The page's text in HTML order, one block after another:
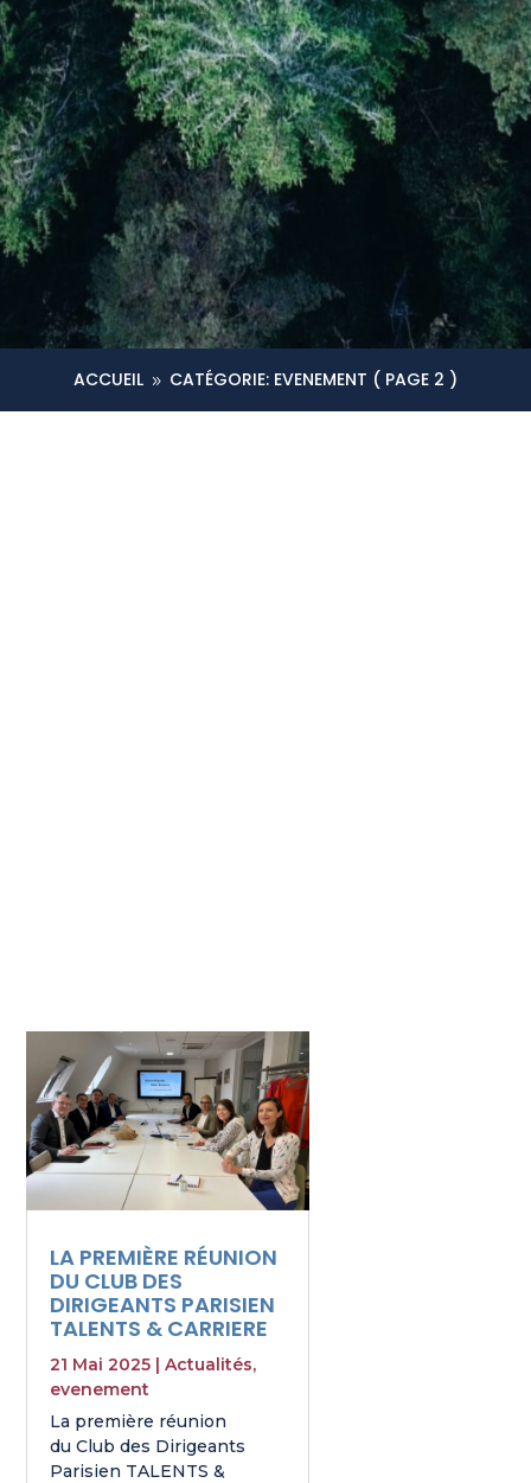
ACCUEIL 9 CATÉGORIE: EVENEMENT ( PAGE 2 )
LA PREMIÈRE RÉUNION
DU CLUB DES
DIRIGEANTS PARISIEN
TALENTS & CARRIERE
21 Mai 2025 |Actualités,
evenement
La première réunion
du Club des Dirigeants
Parisien TALENTS &